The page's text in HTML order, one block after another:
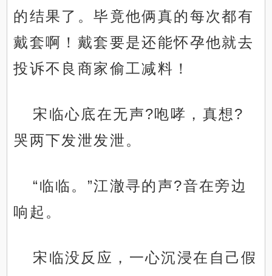
的结果了。毕竟他俩真的每次都有
戴套啊！戴套要是还能怀孕他就去
投诉不良商家偷工减料！
宋临心底在无声?咆哮，真想?
哭两下发泄发泄。
“临临。”江澈寻的声?音在旁边
响起。
宋临没反应，一心沉浸在自己假